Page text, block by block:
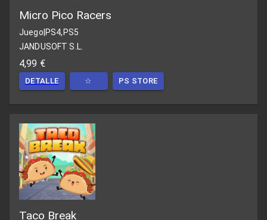
Micro Pico Racers
Juego|PS4,PS5
JANDUSOFT S.L.
4,99 €
DETALLE ☆ PS STORE
Taco Break